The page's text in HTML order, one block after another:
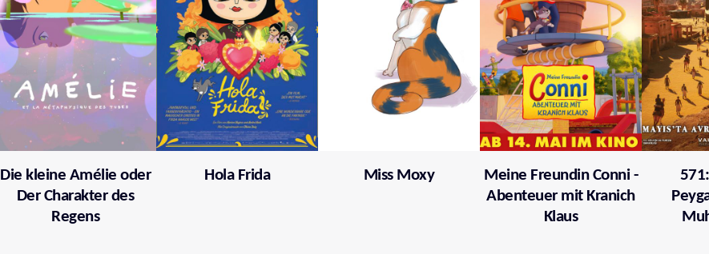
Die kleine Amélie oder
Der Charakter des
Regens
Hola Frida Miss Moxy
Meine Freundin Conni -
Abenteuer mit Kranich
Klaus